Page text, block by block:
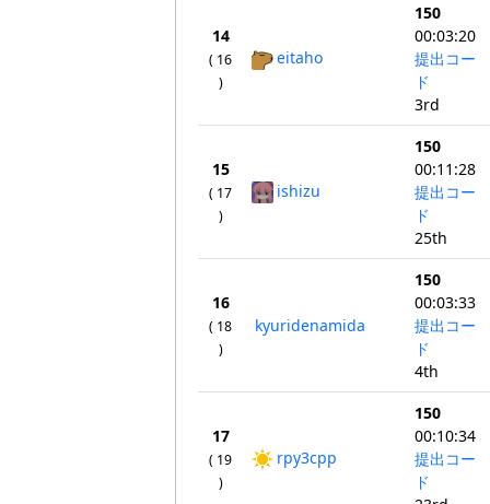
14
( 16
)
eitaho
150
00:03:20
提出コー
ド
3rd
15
( 17
)
ishizu
150
00:11:28
提出コー
ド
25th
16
( 18
)
kyuridenamida
150
00:03:33
提出コー
ド
4th
17
( 19
)
rpy3cpp
150
00:10:34
提出コー
ド